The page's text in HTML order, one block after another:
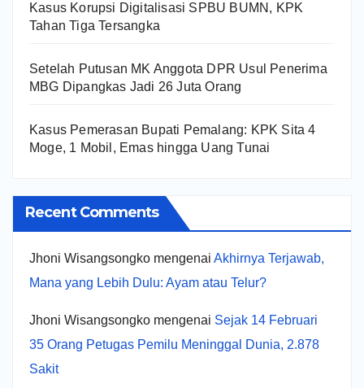
Kasus Korupsi Digitalisasi SPBU BUMN, KPK
Tahan Tiga Tersangka
Setelah Putusan MK Anggota DPR Usul Penerima
MBG Dipangkas Jadi 26 Juta Orang
Kasus Pemerasan Bupati Pemalang: KPK Sita 4
Moge, 1 Mobil, Emas hingga Uang Tunai
Recent Comments
Jhoni Wisangsongko mengenai Akhirnya Terjawab,
Mana yang Lebih Dulu: Ayam atau Telur?
Jhoni Wisangsongko mengenai Sejak 14 Februari
35 Orang Petugas Pemilu Meninggal Dunia, 2.878
Sakit